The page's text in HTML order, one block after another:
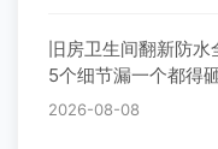
旧房卫生间翻新防
5个细节漏一个都得
2026-08-08